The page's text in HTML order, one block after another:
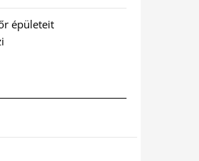
épületeit